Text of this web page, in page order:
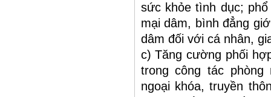
sức khỏe tình dục;
mại dâm, bình đẳng
dâm đối với cá nhân,
c) Tăng cường phối
trong công tác
ngoại khóa, truyền